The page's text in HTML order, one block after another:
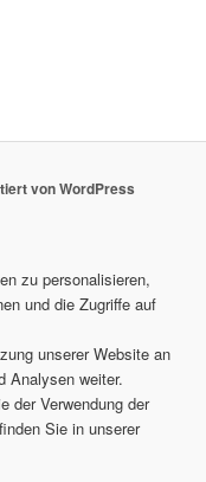
von WordPress
zu personalisieren,
und die Zugriffe auf
unserer Website an
Analysen weiter.
der Verwendung der
Sie in unserer